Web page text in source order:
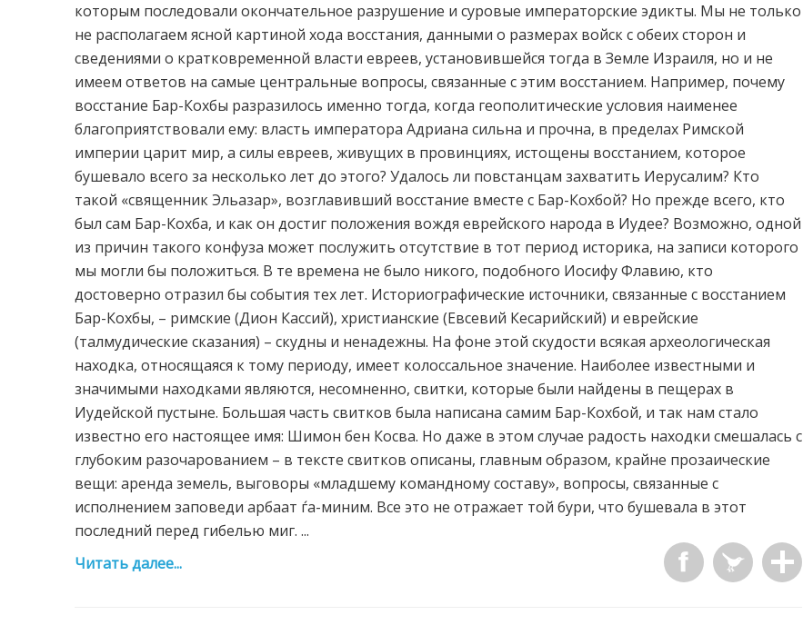
которым последовали окончательное разрушение и суровые императорские эдикты. Мы не только
не располагаем ясной картиной хода восстания, данными о размерах войск с обеих сторон и
сведениями о кратковременной власти евреев, установившейся тогда в Земле Израиля, но и не
имеем ответов на самые центральные вопросы, связанные с этим восстанием. Например, почему
восстание Бар-Кохбы разразилось именно тогда, когда геополитические условия наименее
благоприятствовали ему: власть императора Адриана сильна и прочна, в пределах Римской
империи царит мир, а силы евреев, живущих в провинциях, истощены восстанием, которое
бушевало всего за несколько лет до этого? Удалось ли повстанцам захватить Иерусалим? Кто
такой «священник Эльазар», возглавивший восстание вместе с Бар-Кохбой? Но прежде всего, кто
был сам Бар-Кохба, и как он достиг положения вождя еврейского народа в Иудее? Возможно, одной
из причин такого конфуза может послужить отсутствие в тот период историка, на записи которого
мы могли бы положиться. В те времена не было никого, подобного Иосифу Флавию, кто
достоверно отразил бы события тех лет. Историографические источники, связанные с восстанием
Бар-Кохбы, – римские (Дион Кассий), христианские (Евсевий Кесарийский) и еврейские
(талмудические сказания) – скудны и ненадежны. На фоне этой скудости всякая археологическая
находка, относящаяся к тому периоду, имеет колоссальное значение. Наиболее известными и
значимыми находками являются, несомненно, свитки, которые были найдены в пещерах в
Иудейской пустыне. Большая часть свитков была написана самим Бар-Кохбой, и так нам стало
известно его настоящее имя: Шимон бен Косва. Но даже в этом случае радость находки смешалась с
глубоким разочарованием – в тексте свитков описаны, главным образом, крайне прозаические
вещи: аренда земель, выговоры «младшему командному составу», вопросы, связанные с
исполнением заповеди арбаат ѓа-миним. Все это не отражает той бури, что бушевала в этот
последний перед гибелью миг. ...
Читать далее...